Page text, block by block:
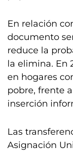
En relación
documento
reduce la
la elimina. En
en hogares
pobre, frente
inserción
Las
Asignación